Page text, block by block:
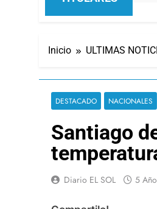
Inicio ULTIMAS
DESTACADO NACIONALES
Santiago
Diario EL SOL 5